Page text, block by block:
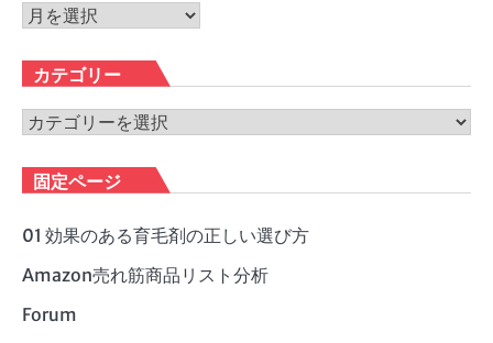
ア
カ
イ
ブ
カテゴリー
カ
ゴ
リ
ー
固定ページ
01 効果のある育毛剤の正しい選び方
Amazon売れ筋商品リスト分析
Forum